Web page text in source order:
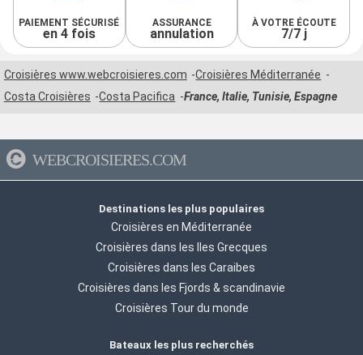
PAIEMENT SÉCURISÉ
en 4 fois
ASSURANCE
annulation
À VOTRE ÉCOUTE
7/7 j
Croisières www.webcroisieres.com
Croisières Méditerranée
Costa Croisières
Costa Pacifica France, Italie, Tunisie, Espagne
WEBCROISIERES.COM
Destinations les plus populaires
Croisières en Méditerranée
Croisières dans les Iles Grecques
Croisières dans les Caraibes
Croisières dans les Fjords & scandinavie
Croisières Tour du monde
Bateaux les plus recherchés